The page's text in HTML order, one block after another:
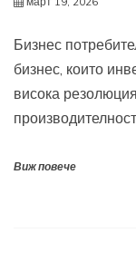
Бизнес
бизнес, които
висока
Виж повече